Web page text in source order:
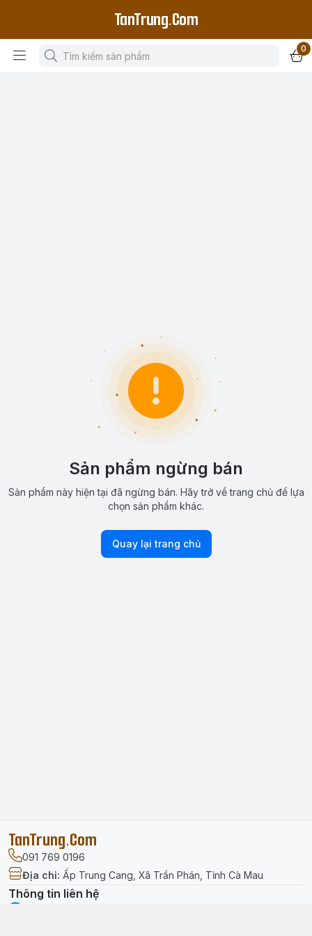
TanTrung.Com
0
Sản phẩm ngừng bán
Sản phẩm này hiện tại đã ngừng bán. Hãy trở về trang chủ để lựa
chọn sản phẩm khác.
Quay lại trang chủ
TanTrung.Com
091 769 0196
Địa chỉ: Ấp Trung Cang, Xã Trần Phán, Tỉnh Cà Mau
Thông tin liên hệ